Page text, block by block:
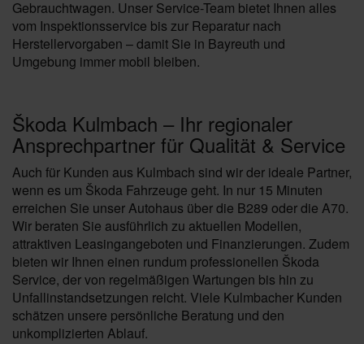
Gebrauchtwagen. Unser Service-Team bietet Ihnen alles
vom Inspektionsservice bis zur Reparatur nach
Herstellervorgaben – damit Sie in Bayreuth und
Umgebung immer mobil bleiben.
Škoda Kulmbach – Ihr regionaler
Ansprechpartner für Qualität & Service
Auch für Kunden aus Kulmbach sind wir der ideale Partner,
wenn es um Škoda Fahrzeuge geht. In nur 15 Minuten
erreichen Sie unser Autohaus über die B289 oder die A70.
Wir beraten Sie ausführlich zu aktuellen Modellen,
attraktiven Leasingangeboten und Finanzierungen. Zudem
bieten wir Ihnen einen rundum professionellen Škoda
Service, der von regelmäßigen Wartungen bis hin zu
Unfallinstandsetzungen reicht. Viele Kulmbacher Kunden
schätzen unsere persönliche Beratung und den
unkomplizierten Ablauf.